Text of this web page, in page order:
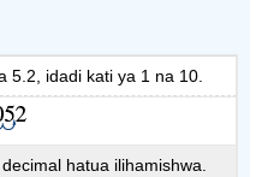
5.2, idadi kati ya 1 na 10.
hatua ilihamishwa.